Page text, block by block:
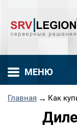
МЕНЮ
Главная → Как